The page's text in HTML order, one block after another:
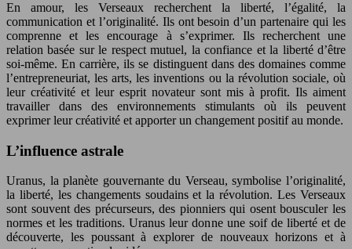
En amour, les Verseaux recherchent la liberté, l’égalité, la
communication et l’originalité. Ils ont besoin d’un partenaire qui les
comprenne et les encourage à s’exprimer. Ils recherchent une
relation basée sur le respect mutuel, la confiance et la liberté d’être
soi-même. En carrière, ils se distinguent dans des domaines comme
l’entrepreneuriat, les arts, les inventions ou la révolution sociale, où
leur créativité et leur esprit novateur sont mis à profit. Ils aiment
travailler dans des environnements stimulants où ils peuvent
exprimer leur créativité et apporter un changement positif au monde.
L’influence astrale
Uranus, la planète gouvernante du Verseau, symbolise l’originalité,
la liberté, les changements soudains et la révolution. Les Verseaux
sont souvent des précurseurs, des pionniers qui osent bousculer les
normes et les traditions. Uranus leur donne une soif de liberté et de
découverte, les poussant à explorer de nouveaux horizons et à